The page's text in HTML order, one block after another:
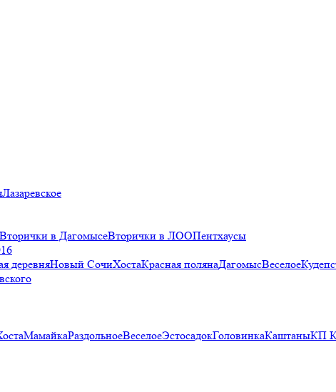
Лазаревское
Вторички в ДагомысеВторички в ЛООПентхаусы
деревняНовый СочиХостаКрасная полянаДагомысВеселое
МамайкаРаздольноеВеселоеЭстосадокГоловинкаКаштаныКП